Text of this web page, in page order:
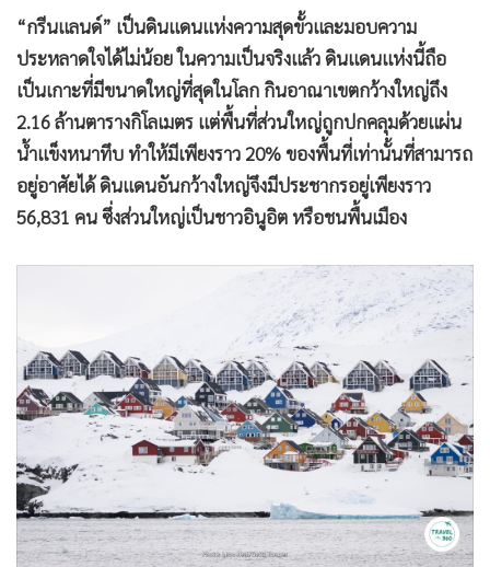
• จีน
ชุมชน-คุณภาพชีวิต
• อาชญากรรม
• Motoring
• เกม
• วิทยาศาสตร์
• SMEs
•
Celeb Online
• Factcheck
• ญี่ปุ่น
•
News1
• Gotomanager
“กรีนแลนด์” เป็นดินแดนแห่งความสุดขั้วและมอบความ
ประหลาดใจได้ไม่น้อย ในความเป็นจริงแล้ว ดินแดนแห่งนี้ถือ
เป็นเกาะที่มีขนาดใหญ่ที่สุดในโลก กินอาณาเขตกว้างใหญ่ถึง
2.16 ล้านตารางกิโลเมตร แต่พื้นที่ส่วนใหญ่ถูกปกคลุมด้วยแผ่น
น้ำแข็งหนาทึบ ทำให้มีเพียงราว 20% ของพื้นที่เท่านั้นที่สามารถ
อยู่อาศัยได้ ดินแดนอันกว้างใหญ่จึงมีประชากรอยู่เพียงราว
56,831 คน ซึ่งส่วนใหญ่เป็นชาวอินูอิต หรือชนพื้นเมือง